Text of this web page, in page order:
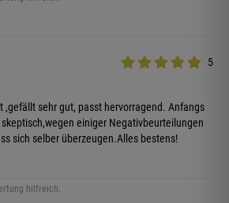
5
,gefällt sehr gut, passt hervorragend. Anfangs
einiger Negativbeurteilungen
sich selber überzeugen.Alles bestens!
hilfreich.